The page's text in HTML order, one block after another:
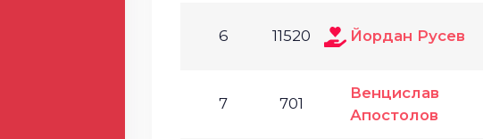
6 11520 Йордан Русев
7 701
Венцислав
Апостолов